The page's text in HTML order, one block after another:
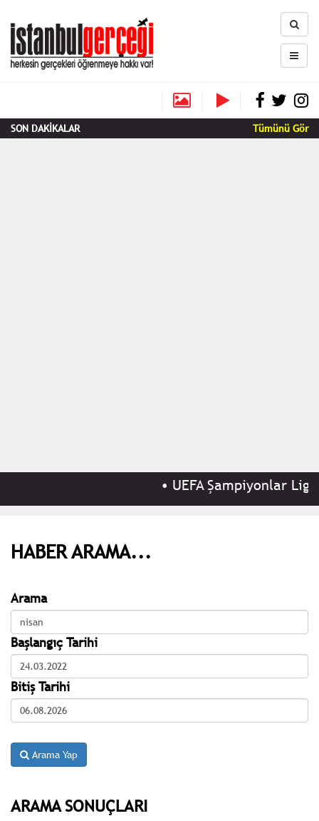
SON DAKİKALAR Tümünü Gör
UEFA Şampiyonlar Ligi
HABER ARAMA...
Arama
Başlangıç Tarihi
Bitiş Tarihi
Arama Yap
ARAMA SONUÇLARI